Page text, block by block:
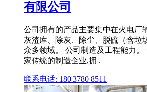
有限公司
公司拥有的产品主要集中在火电厂
灰渣库、除灰、除尘、脱硫（含垃
众多领域。 公司制造及工程能力。
家传统的制造企业,拥 .
联系电话: 180 3780 8511